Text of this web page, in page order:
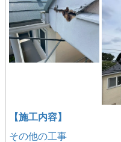
【施工内容】
その他の工事